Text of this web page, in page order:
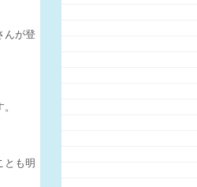
んが登
とも明